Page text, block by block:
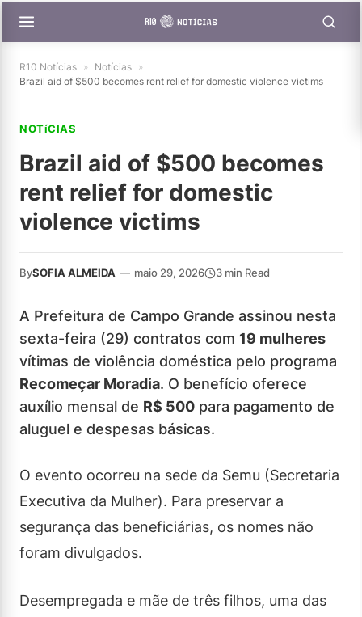
R10 Notícias » Notícias »
Brazil aid of $500 becomes rent relief for domestic violence victims
NOTíCIAS
Brazil aid of $500 becomes
rent relief for domestic
violence victims
BySOFIA ALMEIDA — maio 29, 2026 3 min Read
A Prefeitura de Campo Grande assinou nesta
sexta-feira (29) contratos com 19 mulheres
vítimas de violência doméstica pelo programa
Recomeçar Moradia. O benefício oferece
auxílio mensal de R$ 500 para pagamento de
aluguel e despesas básicas.
O evento ocorreu na sede da Semu (Secretaria
Executiva da Mulher). Para preservar a
segurança das beneficiárias, os nomes não
foram divulgados.
Desempregada e mãe de três filhos, uma das